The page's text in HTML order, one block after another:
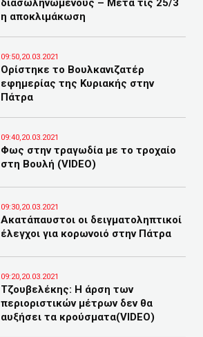
διασωληνωμένους – Μετά τις 25/3
η αποκλιμάκωση
09:50,20.03.2021
Ορίστηκε το Βουλκανιζατέρ
εφημερίας της Κυριακής στην
Πάτρα
09:40,20.03.2021
Φως στην τραγωδία με το τροχαίο
στη Βουλή (VIDEO)
09:30,20.03.2021
Ακατάπαυστοι οι δειγματοληπτικοί
έλεγχοι για κορωνοιό στην Πάτρα
09:20,20.03.2021
Τζουβελέκης: Η άρση των
περιοριστικών μέτρων δεν θα
αυξήσει τα κρούσματα(VIDEO)